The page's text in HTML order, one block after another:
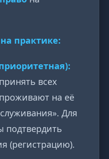
практике:
всех
на её
Для
подтвердить
(регистрацию).